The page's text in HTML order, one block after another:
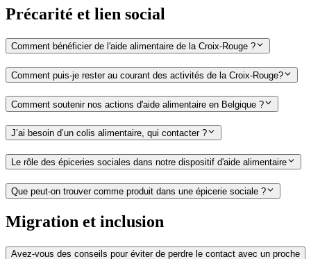
Précarité et lien social
Comment bénéficier de l'aide alimentaire de la Croix-Rouge ?
Comment puis-je rester au courant des activités de la Croix-Rouge?
Comment soutenir nos actions d'aide alimentaire en Belgique ?
J’ai besoin d’un colis alimentaire, qui contacter ?
Le rôle des épiceries sociales dans notre dispositif d'aide alimentaire
Que peut-on trouver comme produit dans une épicerie sociale ?
Migration et inclusion
Avez-vous des conseils pour éviter de perdre le contact avec un proche